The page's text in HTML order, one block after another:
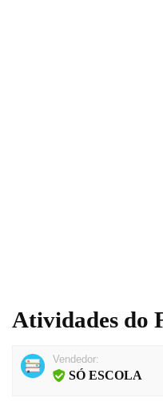
Atividades do
Vendedor:
SÓ ESCOLA